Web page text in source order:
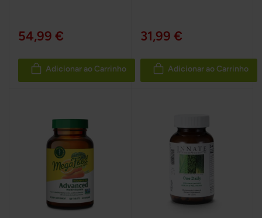
54,99 €
Adicionar ao Carrinho
31,99 €
Adicionar ao Carrinho